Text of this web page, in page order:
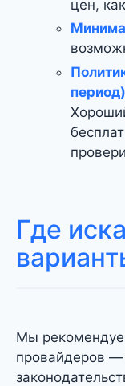
цен,
Где
Мы
провайдеров —